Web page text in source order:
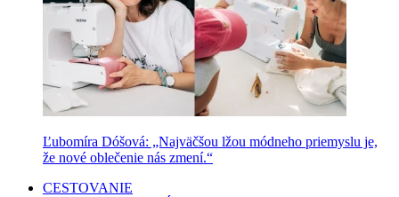
Ľubomíra Dóšová: „Najväčšou lžou módneho priemyslu je,
že nové oblečenie nás zmení.“
CESTOVANIE